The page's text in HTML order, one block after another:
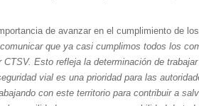
de avanzar en el cumplimiento de
que ya casi cumplimos todos los
Esto refleja la determinación de
vial es una prioridad para las
con este territorio para contribuir a